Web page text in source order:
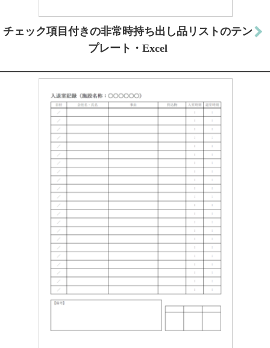
チェック項目付きの非常時持ち出し品リストのテン
プレート・Excel